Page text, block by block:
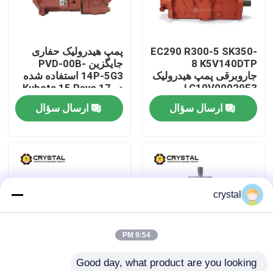
تور کارخانه
کنترل کیفیت
اخبار
موتور مسافرتی بیل مکانیکی
EC290 R300-5 SK350-
8 K5V140DTP
جاروبرقی پمپ هیدرولیک
LC10V00029F3
ارسال سؤال
پمپ هیدرولیک حفاری
جایگزین PVD-00B-
14P-5G3 استفاده شده
در Kubota 15 Revo 17
ارسال سؤال
Yanmar ViO27-5B
crystal
9:54 PM
Good day, what product are you looking